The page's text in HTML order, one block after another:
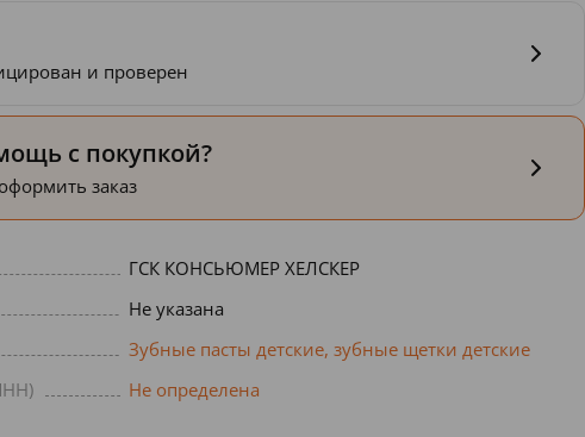
и проверен
с покупкой?
заказ
ГСК КОНСЬЮМЕР ХЕЛСКЕР
Не указана
Зубные пасты детские, зубные щетки детские
Не определена